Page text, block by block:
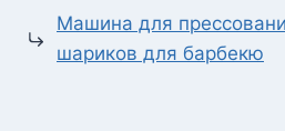
Машина для
шариков для барбекю